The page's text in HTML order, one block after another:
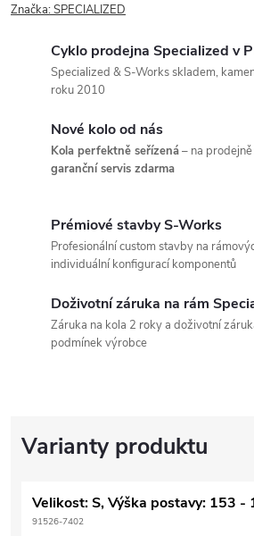
Značka:SPECIALIZED
Cyklo prodejna Specialized v
Specialized & S-Works skladem,
roku 2010
Nové kolo od nás
Kola perfektně seřízená– na
garanční servis zdarma
Prémiové stavby S-Works
Profesionální custom stavby na
individuální konfigurací komponentů
Doživotní záruka na rám
Záruka na kola 2 roky a doživotní
podmínek výrobce
Velikost: S, Výška postavy: 153 -
91526-7402